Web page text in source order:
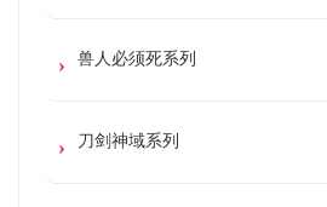
兽人必须死系列
刀剑神域系列